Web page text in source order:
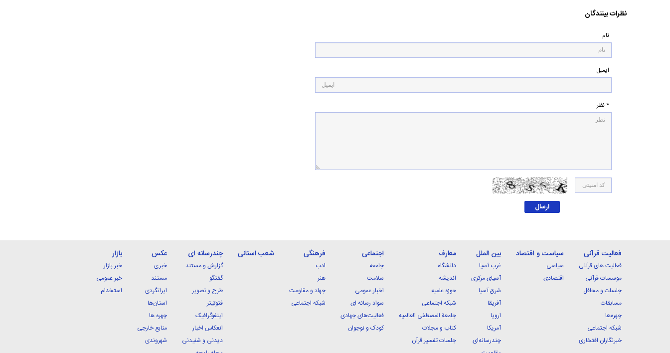
نظرات بینندگان
نام
ایمیل
* نظر
فعالیت قرآنی
فعالیت های قرآنی
موسسات قرآنی
جلسات و محافل
مسابقات
چهره‌ها
شبکه اجتماعی
خبرنگاران افتخاری
سیاست و اقتصاد
سیاسی
اقتصادی
بین الملل
غرب آسیا
آسیای مرکزی
شرق آسیا
آفریقا
اروپا
آمریکا
چندرسانه‌ای
معارف
دانشگاه
اندیشه
حوزه علمیه
شبکه اجتماعی
جامعة المصطفی العالمیه
کتاب و مجلات
جلسات تفسیر قرآن
اجتماعی
جامعه
سلامت
اخبار عمومی
سواد رسانه ای
فعالیت‌های جهادی
کودک و نوجوان
فرهنگی
ادب
هنر
جهاد و مقاومت
شبکه اجتماعی
شعب استانی چندرسانه ای
گزارش و مستند
گفتگو
طرح و تصویر
فتوتیتر
اینفوگرافیک
انعکاس اخبار
دیدنی و شنیدنی
عکس
خبری
مستند
ایرانگردی
استان‌ها
چهره ها
منابع خارجی
شهروندی
بازار
خبر بازار
خبر عمومی
استخدام